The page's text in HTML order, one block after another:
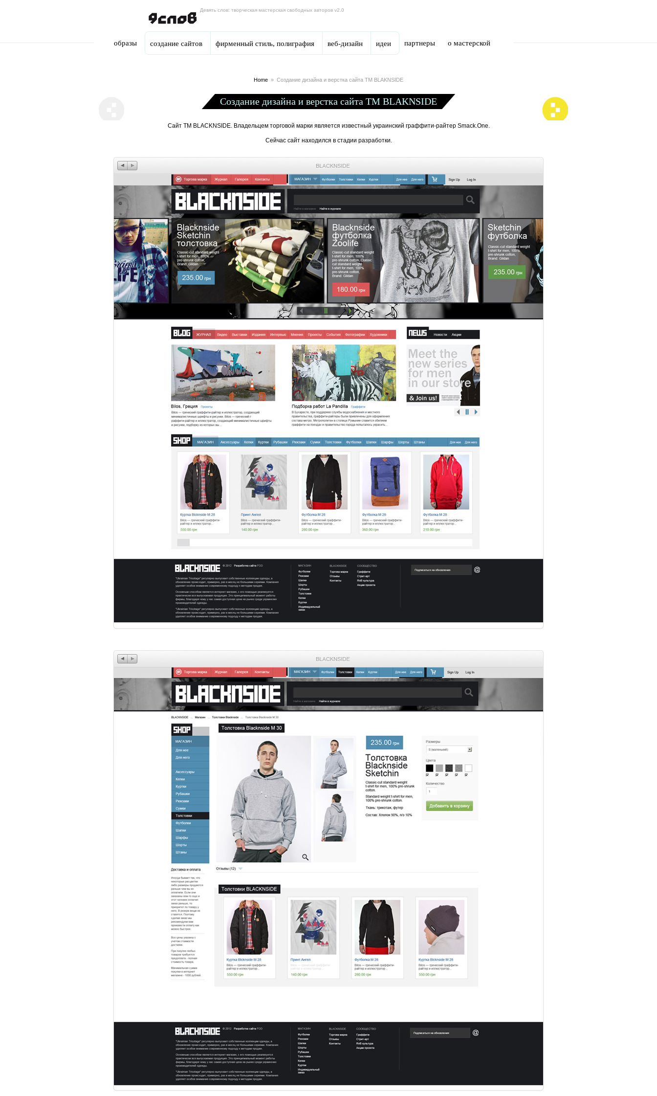
Девять слов: творческая мастерская свободных авторов v2.0
образы создание сайтов фирменный стиль, полиграфия веб-дизайн идеи партнеры о мастерской
Home » Создание дизайна и верстка сайта TM BLAKNSIDE
Создание дизайна и верстка сайта TM BLAKNSIDE
Сайт TM BLACKNSIDE. Владельцем торговой марки является известный украинский граффити-райтер Smack.One.
Сейчас сайт находился в стадии разработки.